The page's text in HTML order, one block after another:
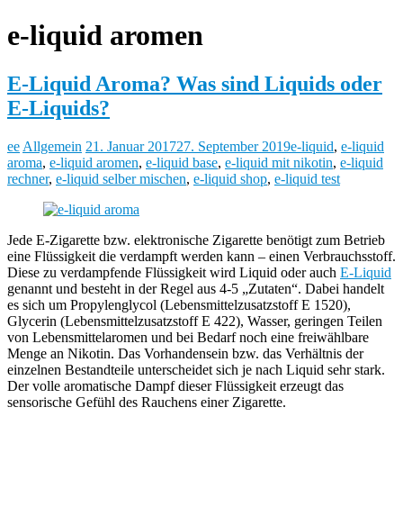
e-liquid aromen
E-Liquid Aroma? Was sind Liquids oder
E-Liquids?
ee Allgemein 21. Januar 201727. September 2019e-liquid, e-liquid
aroma, e-liquid aromen, e-liquid base, e-liquid mit nikotin, e-liquid
rechner, e-liquid selber mischen, e-liquid shop, e-liquid test
Jede E-Zigarette bzw. elektronische Zigarette benötigt zum Betrieb
eine Flüssigkeit die verdampft werden kann – einen Verbrauchsstoff.
Diese zu verdampfende Flüssigkeit wird Liquid oder auch E-Liquid
genannt und besteht in der Regel aus 4-5 „Zutaten“. Dabei handelt
es sich um Propylenglycol (Lebensmittelzusatzstoff E 1520),
Glycerin (Lebensmittelzusatzstoff E 422), Wasser, geringen Teilen
von Lebensmittelaromen und bei Bedarf noch eine freiwählbare
Menge an Nikotin. Das Vorhandensein bzw. das Verhältnis der
einzelnen Bestandteile unterscheidet sich je nach Liquid sehr stark.
Der volle aromatische Dampf dieser Flüssigkeit erzeugt das
sensorische Gefühl des Rauchens einer Zigarette.